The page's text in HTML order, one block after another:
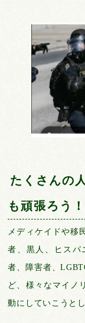
たくさんの
も頑張ろう！
メディケイドや移
者、黒人、ヒスパ
者、障害者、
ど、様々なマイノ
動にしていこうと